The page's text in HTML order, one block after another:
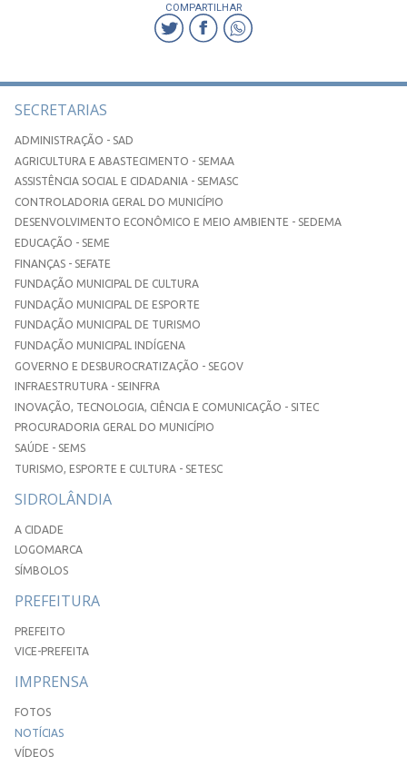
COMPARTILHAR
SECRETARIAS
ADMINISTRAÇÃO - SAD
AGRICULTURA E ABASTECIMENTO - SEMAA
ASSISTÊNCIA SOCIAL E CIDADANIA - SEMASC
CONTROLADORIA GERAL DO MUNICÍPIO
DESENVOLVIMENTO ECONÔMICO E MEIO AMBIENTE - SEDEMA
EDUCAÇÃO - SEME
FINANÇAS - SEFATE
FUNDAÇÃO MUNICIPAL DE CULTURA
FUNDAÇÃO MUNICIPAL DE ESPORTE
FUNDAÇÃO MUNICIPAL DE TURISMO
FUNDAÇÃO MUNICIPAL INDÍGENA
GOVERNO E DESBUROCRATIZAÇÃO - SEGOV
INFRAESTRUTURA - SEINFRA
INOVAÇÃO, TECNOLOGIA, CIÊNCIA E COMUNICAÇÃO - SITEC
PROCURADORIA GERAL DO MUNICÍPIO
SAÚDE - SEMS
TURISMO, ESPORTE E CULTURA - SETESC
SIDROLÂNDIA
A CIDADE
LOGOMARCA
SÍMBOLOS
PREFEITURA
PREFEITO
VICE-PREFEITA
IMPRENSA
FOTOS
NOTÍCIAS
VÍDEOS